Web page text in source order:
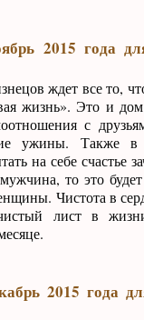
2015 года
ждет все то,
жизнь». Это и
с
ужины. Также в
на себе счастье
то это
Чистота в
лист в
2015 года